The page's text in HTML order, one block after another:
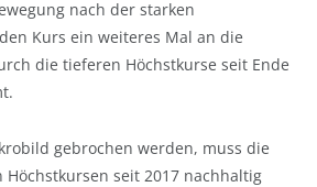
nach der starken
Kurs ein weiteres Mal an die
die tieferen Höchstkurse seit Ende
gebrochen werden, muss die
Höchstkursen seit 2017 nachhaltig